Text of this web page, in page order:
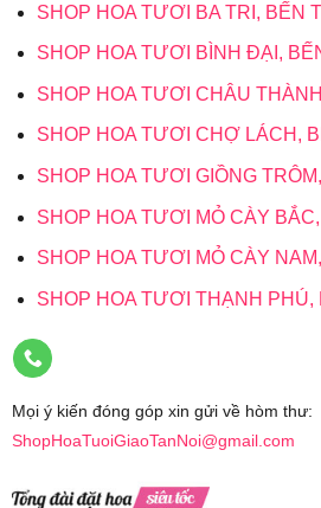
SHOP HOA TƯƠI BA TRI, BẾN
SHOP HOA TƯƠI BÌNH ĐẠI,
SHOP HOA TƯƠI CHÂU
SHOP HOA TƯƠI CHỢ LÁCH,
SHOP HOA TƯƠI GIỒNG
SHOP HOA TƯƠI MỎ CÀY
SHOP HOA TƯƠI MỎ CÀY
SHOP HOA TƯƠI THẠNH PHÚ,
Mọi ý kiến đóng góp xin gửi về hòm thư:
ShopHoaTuoiGiaoTanNoi@gmail.com